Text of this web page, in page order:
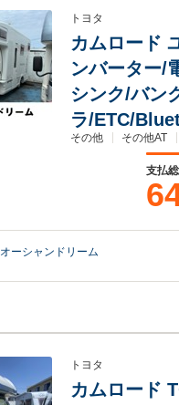
トヨタ
カムロード
ンバーター/
シンク/バン
ラ/ETC/
その他 その他AT
支払
オーシャンドリーム
トヨタ
カムロード